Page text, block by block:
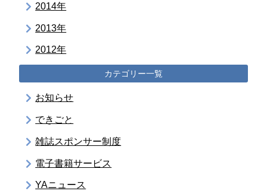
2014年
2013年
2012年
カテゴリー一覧
お知らせ
できごと
雑誌スポンサー制度
電子書籍サービス
YAニュース